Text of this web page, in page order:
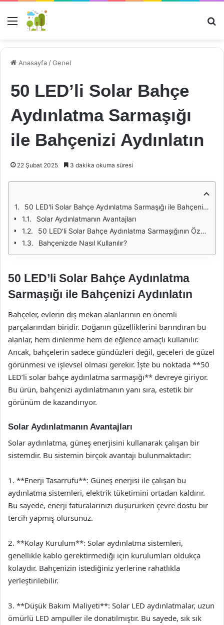
Menü
Anasayfa /Genel
50 LED’li Solar Bahçe
Aydınlatma Sarmaşığı
ile Bahçenizi Aydınlatın
22 Şubat 2025 3 dakika okuma süresi
50 LED'li Solar Bahçe Aydınlatma Sarmaşığı ile Bahçenizi Aydınlatın
Solar Aydınlatmanın Avantajları
50 LED'li Solar Bahçe Aydınlatma Sarmaşığının Özellikleri
Bahçenizde Nasıl Kullanılır?
50 LED’li Solar Bahçe Aydınlatma
Sarmaşığı ile Bahçenizi Aydınlatın
Bahçeler, evlerin dış mekan alanlarının en önemli
parçalarından biridir. Doğanın güzelliklerini barındıran bu
alanlar, hem dinlenme hem de eğlence amaçlı kullanılır.
Ancak, bahçelerin sadece gündüzleri değil, geceleri de güzel
görünmesi ve işlevsel olması gerekir. İşte bu noktada **50
LED’li solar bahçe aydınlatma sarmaşığı** devreye giriyor.
Bu ürün, bahçenizi aydınlatmanın yanı sıra, estetik bir
görünüm de kazandırıyor.
Solar Aydınlatmanın Avantajları
Solar aydınlatma, güneş enerjisini kullanarak çalışan bir
sistemdir. Bu sistemin birçok avantajı bulunmaktadır:
1. **Enerji Tasarrufu**: Güneş enerjisi ile çalışan bu
aydınlatma sistemleri, elektrik tüketimini ortadan kaldırır.
Bu sayede, enerji faturalarınızı düşürürken çevre dostu bir
tercih yapmış olursunuz.
2. **Kolay Kurulum**: Solar aydınlatma sistemleri,
genellikle kablo gerektirmediği için kurulumları oldukça
kolaydır. Bahçenizin istediğiniz yerlerine rahatlıkla
yerleştirilebilir.
3. **Düşük Bakım Maliyeti**: Solar LED aydınlatmalar, uzun
ömürlü LED ampuller ile donatılmıştır. Bu sayede, sık sık